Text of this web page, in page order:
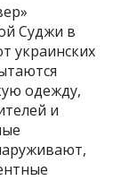
Суджи в
украинских
одежду,
и